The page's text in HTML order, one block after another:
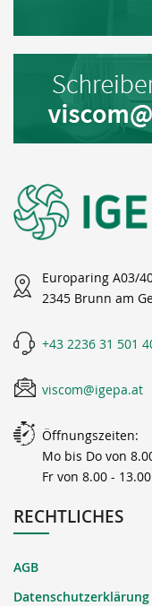
Europaring A03/
2345 Brunn am
+43 2236 31 501
viscom@igepa.at
Öffnungszeiten:
Mo bis Do von
Fr von 8.00 -
RECHTLICHES
AGB
Datenschutzerklärung